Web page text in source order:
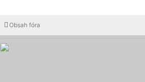
Obsah fóra